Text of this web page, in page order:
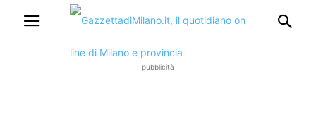
pubblicità